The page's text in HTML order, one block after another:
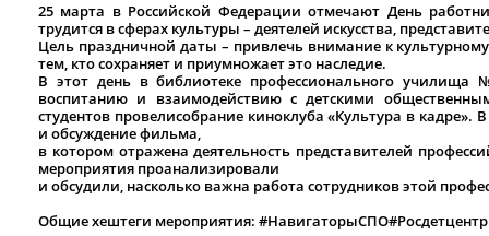
25 марта в Российской Федерации отмечают День
трудится в сферах культуры – деятелей искусства,
Цель праздничной даты – привлечь внимание к
тем, кто сохраняет и приумножает это наследие.
В этот день в библиотеке профессионального
воспитанию и взаимодействию с детскими
студентов провелисобрание киноклуба «Культура в
и обсуждение фильма,
в котором отражена деятельность представителей
мероприятия проанализировали
и обсудили, насколько важна работа сотрудников этой
Общие хештеги мероприятия: